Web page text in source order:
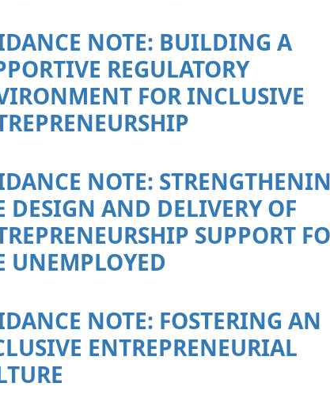
NOTE: BUILDING A
REGULATORY
FOR INCLUSIVE
NOTE:
DESIGN AND DELIVERY OF
SUPPORT
UNEMPLOYED
NOTE: FOSTERING AN
ENTREPRENEURIAL